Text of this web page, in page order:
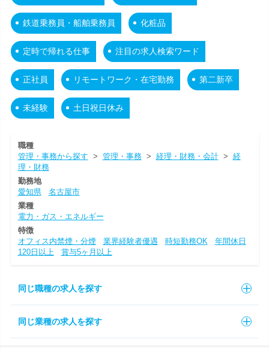
鉄道乗務員・船舶乗務員 化粧品
定時で帰れる仕事 注目の求人検索ワード
正社員 リモートワーク・在宅勤務 第二新卒
未経験 土日祝日休み
職種
管理・事務から探す > 管理・事務> 経理・財務・会計> 経
理・財務
勤務地
愛知県
名古屋市
業種
電力・ガス・エネルギー
特徴
オフィス内禁煙・分煙
業界経験者優遇 時短勤務OK
年間休日
120日以上
賞与5ヶ月以上
同じ職種の求人を探す
同じ業種の求人を探す